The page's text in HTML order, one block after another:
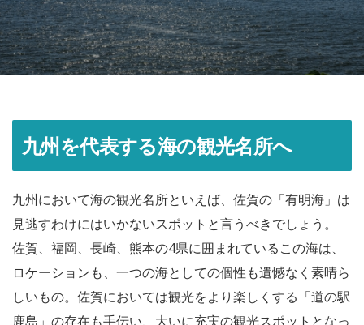
九州を代表する海の観光名所へ
九州において海の観光名所といえば、佐賀の「有明海」は
見逃すわけにはいかないスポットと言うべきでしょう。
佐賀、福岡、長崎、熊本の4県に囲まれているこの海は、
ロケーションも、一つの海としての個性も遺憾なく素晴ら
しいもの。佐賀においては観光をより楽しくする「道の駅
鹿島」の存在も手伝い、大いに充実の観光スポットとなっ